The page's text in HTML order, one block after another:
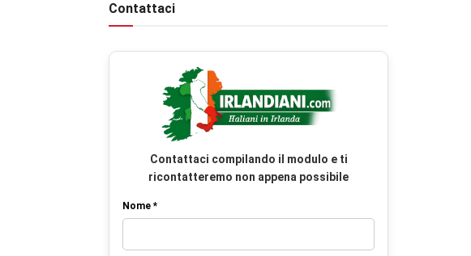
Contattaci
Contattaci compilando il modulo e ti
ricontatteremo non appena possibile
Nome *